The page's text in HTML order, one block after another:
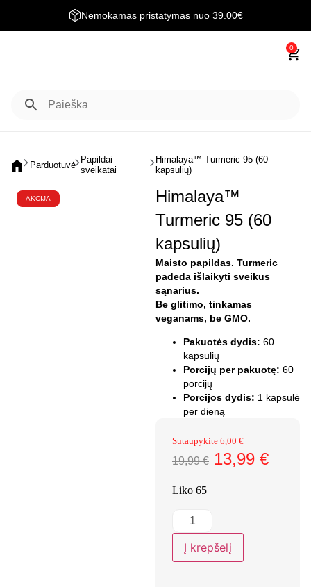
Nemokamas pristatymas nuo 39.00€
0
Parduotuvė
Papildai
sveikatai
Himalaya™ Turmeric 95 (60
kapsulių)
AKCIJA
Himalaya™
Turmeric 95 (60
kapsulių)
Maisto papildas. Turmeric
padeda išlaikyti sveikus
sąnarius.
Be glitimo, tinkamas
veganams, be GMO.
Pakuotės dydis: 60
kapsulių
Porcijų per pakuotę: 60
porcijų
Porcijos dydis: 1 kapsulė
per dieną
Sutaupykite 6,00 €
19,99€ 13,99 €
Liko 65
Į krepšelį